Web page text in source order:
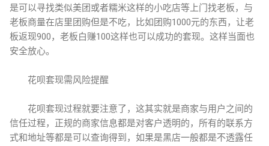
是可以寻找类似美团或者糯米这样的小吃店等上门找老板，与
老板商量在店里团购但是不吃，比如团购1000元的东西，让老
板返现900，老板白赚100这样也可以成功的套现。这样当面也
安全放心。
花呗套现需风险提醒
花呗套现过程就要注意了，这其实就是商家与用户之间的
信任过程，正规的商家信息都是对客户透明的，所有的联系方
式和地址等都是可以查询得到，如果是黑店一般都是不透露任